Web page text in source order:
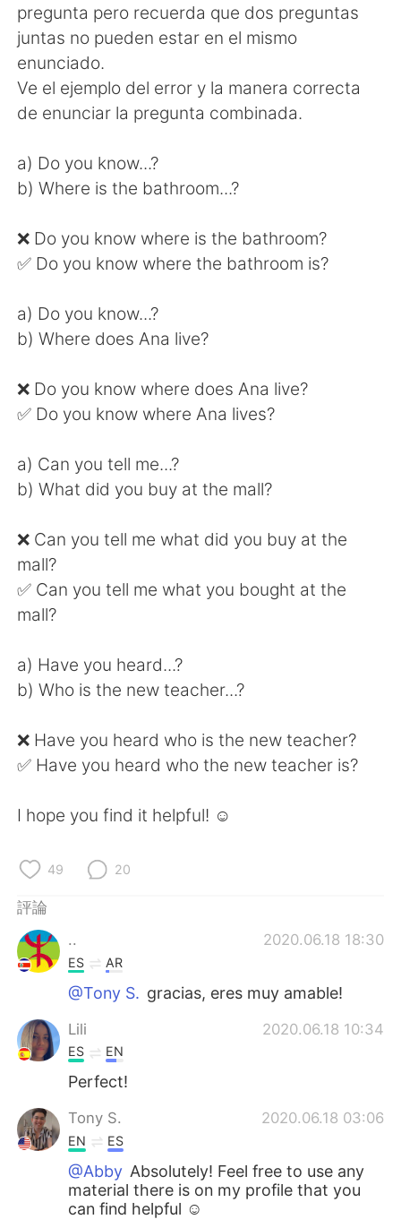
pregunta pero recuerda que dos preguntas
juntas no pueden estar en el mismo
enunciado.
Ve el ejemplo del error y la manera correcta
de enunciar la pregunta combinada.
a) Do you know...?
b) Where is the bathroom...?
❌ Do you know where is the bathroom?
✅ Do you know where the bathroom is?
a) Do you know...?
b) Where does Ana live?
❌ Do you know where does Ana live?
✅ Do you know where Ana lives?
a) Can you tell me...?
b) What did you buy at the mall?
❌ Can you tell me what did you buy at the
mall?
✅ Can you tell me what you bought at the
mall?
a) Have you heard...?
b) Who is the new teacher...?
❌ Have you heard who is the new teacher?
✅ Have you heard who the new teacher is?
I hope you find it helpful! ☺️
49 20
評論
..
2020.06.18 18:30
ES AR
@Tony S. gracias, eres muy amable!
Lili 2020.06.18 10:34
ES EN
Perfect!
Tony S. 2020.06.18 03:06
EN ES
@Abby Absolutely! Feel free to use any
material there is on my profile that you
can find helpful ☺️